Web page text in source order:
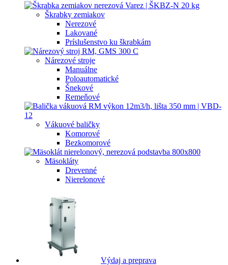
Škrabky zemiakov
Nerezové
Lakované
Príslušenstvo ku škrabkám
Nárezové stroje
Manuálne
Poloautomatické
Šnekové
Remeňové
Vákuové baličky
Komorové
Bezkomorové
Mäsokláty
Drevenné
Nierelonové
Výdaj a preprava